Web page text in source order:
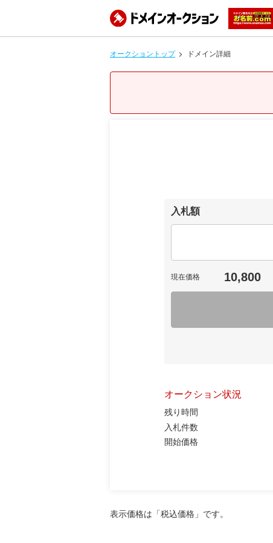
オークショントップ ドメイン詳細
入札額
現在価格 10,800
オークション状況
残り時間
入札件数
開始価格
表示価格は「税込価格」です。